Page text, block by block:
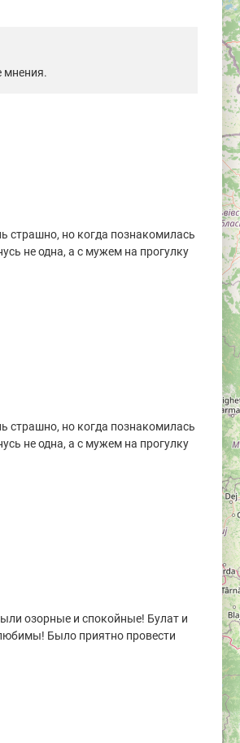
мнения.
страшно, но когда познакомилась
не одна, а с мужем на прогулку
страшно, но когда познакомилась
не одна, а с мужем на прогулку
озорные и спокойные! Булат и
Было приятно провести